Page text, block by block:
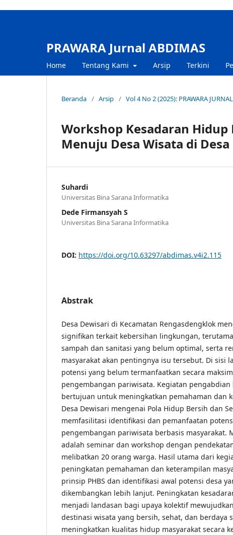
PRAWARA Jurnal ABDIMAS
Home Tentang Kami Arsip Terkini
Beranda / Arsip / Vol 4 No 2 (2025): PRAWARA
Workshop Kesadaran
Menuju Desa Wisata di
Suhardi
Universitas Bina Sarana Informatika
Dede Firmansyah S
Universitas Bina Sarana Informatika
DOI: https://doi.org/10.63297/abdimas.v4i2.115
Abstrak
Desa Dewisari di Kecamatan Rengasdengklok
signifikan terkait kebersihan lingkungan,
sampah dan sanitasi yang belum optimal, serta
masyarakat akan pentingnya isu tersebut. Di sisi
potensi yang belum termanfaatkan secara
pengembangan pariwisata. Kegiatan pengabdian
bertujuan untuk meningkatkan pemahaman dan
Desa Dewisari mengenai Pola Hidup Bersih dan
memfasilitasi identifikasi dan pemanfaatan
pengembangan pariwisata berbasis masyarakat.
adalah seminar dan workshop dengan
melibatkan 20 orang warga. Hasil utama dari
peningkatan pemahaman dan keterampilan
prinsip PHBS dan identifikasi awal potensi desa
dikembangkan lebih lanjut. Peningkatan
menjadi landasan bagi upaya kolektif
destinasi wisata yang bersih, sehat, dan berdaya
meningkatkan kualitas hidup masyarakat secara